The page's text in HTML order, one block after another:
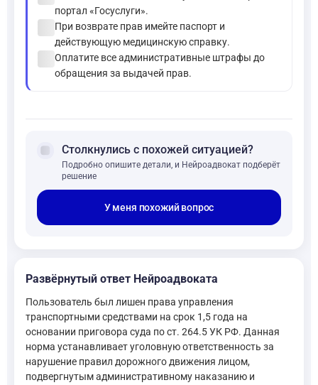
портал «Госуслуги».
При возврате прав имейте паспорт и
действующую медицинскую справку.
Оплатите все административные штрафы до
обращения за выдачей прав.
forum Столкнулись с похожей ситуацией?
Подробно опишите детали, и Нейроадвокат подберёт
решение
У меня похожий вопрос
Развёрнутый ответ Нейроадвоката
Пользователь был лишен права управления
транспортными средствами на срок 1,5 года на
основании приговора суда по ст. 264.5 УК РФ. Данная
норма устанавливает уголовную ответственность за
нарушение правил дорожного движения лицом,
подвергнутым административному наказанию и